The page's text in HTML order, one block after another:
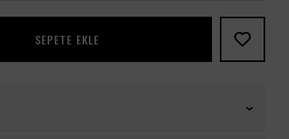
SEPETE EKLE